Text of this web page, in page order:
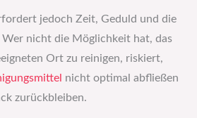
jedoch Zeit, Geduld und die
Wer nicht die Möglichkeit hat, das
Ort zu reinigen, riskiert,
nicht optimal abfließen
zurückbleiben.